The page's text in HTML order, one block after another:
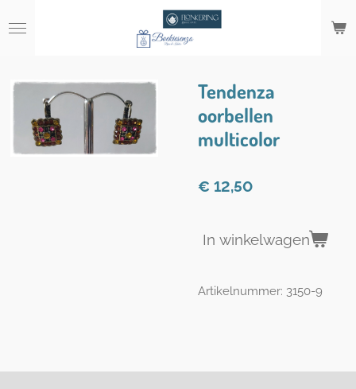
direct
hoofdinhoud
Tendenza
oorbellen
multicolor
€ 12,50
In winkelwagen
Artikelnummer: 3150-9